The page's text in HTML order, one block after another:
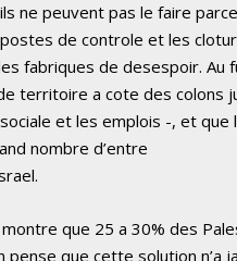
ne peuvent pas le faire
de controle et les
fabriques de desespoir. Au
territoire a cote des colons
et les emplois -, et que
nombre d’entre
que 25 a 30% des
que cette solution n’a